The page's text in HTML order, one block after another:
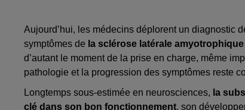
Aujourd’hui, les médecins déplorent un diagnostic
symptômes de la sclérose latérale
d’autant le moment de la prise en charge, même
pathologie et la progression des symptômes reste
Longtemps sous-estimée en neurosciences, la
clé dans son bon fonctionnement, son